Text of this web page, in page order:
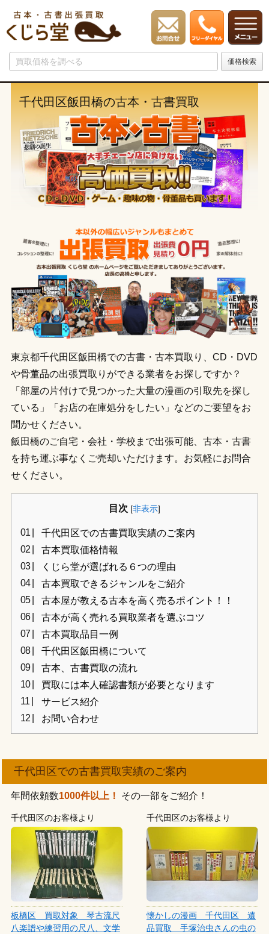
千代田区飯田橋の古本・古書買取
東京都千代田区飯田橋での古書・古本買取り、CD・DVD
や骨董品の出張買取りができる業者をお探しですか？
「部屋の片付けで見つかった大量の漫画の引取先を探し
ている」「お店の在庫処分をしたい」などのご要望をお
聞かせください。
飯田橋のご自宅・会社・学校まで出張可能、古本・古書
を持ち運ぶ事なくご売却いただけます。お気軽にお問合
せください。
目次 [非表示]
千代田区での古書買取実績のご案内
古本買取価格情報
くじら堂が選ばれる６つの理由
古本買取できるジャンルをご紹介
古本屋が教える古本を高く売るポイント！！
古本が高く売れる買取業者を選ぶコツ
古本買取品目一例
千代田区飯田橋について
古本、古書買取の流れ
買取には本人確認書類が必要となります
サービス紹介
お問い合わせ
千代田区での古書買取実績のご案内
年間依頼数1000件以上！ その一部をご紹介！
千代田区のお客様より
板橋区 買取対象 琴古流尺
八楽譜や練習用の尺八、文学
千代田区のお客様より
懐かしの漫画 千代田区 遺
品買取 手塚治虫さんの虫の